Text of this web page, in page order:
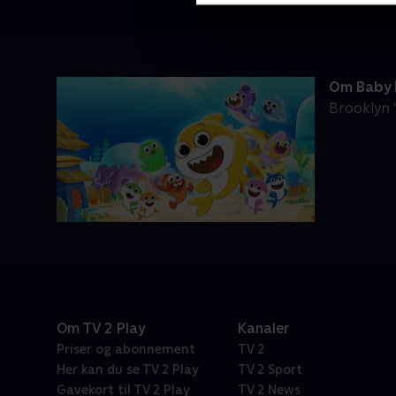
Om
Brooklyn
Om TV 2 Play
Priser og abonnement
Her kan du se TV 2 Play
Gavekort til TV 2 Play
Kanaler
TV 2
TV 2 Sport
TV 2 News